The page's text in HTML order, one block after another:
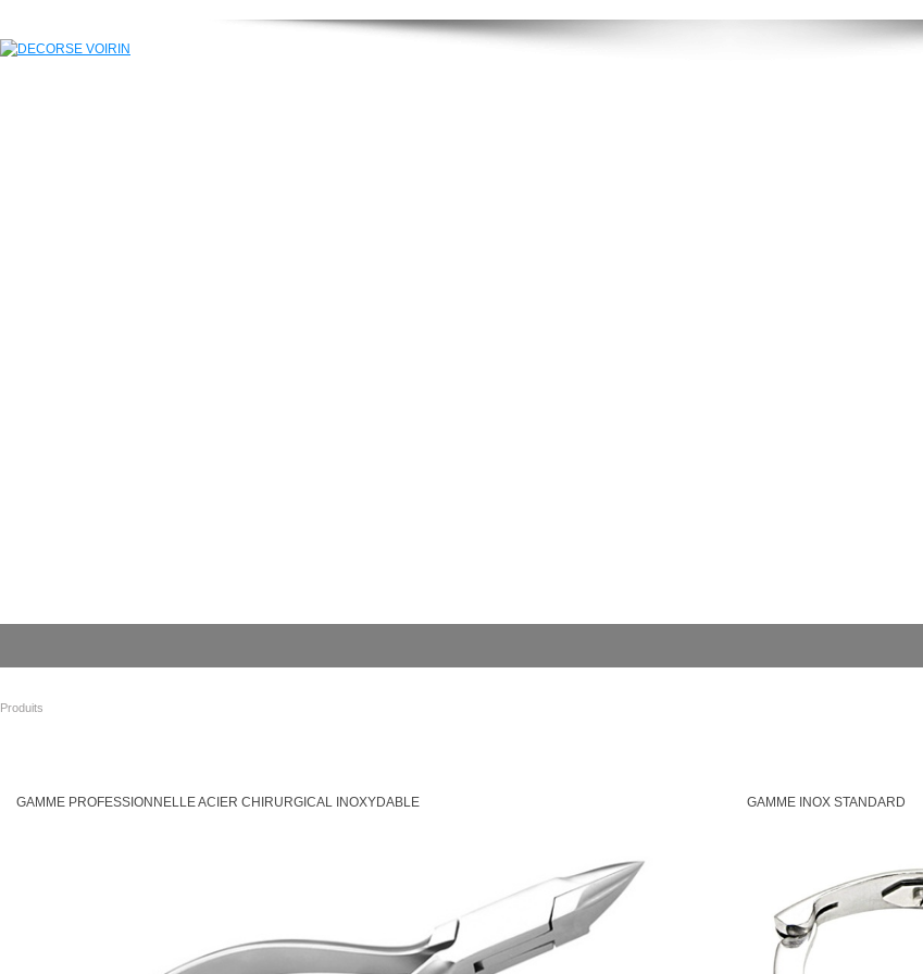
Produits
GAMME PROFESSIONNELLE ACIER CHIRURGICAL INOXYDABLE GAMME INOX STANDARD